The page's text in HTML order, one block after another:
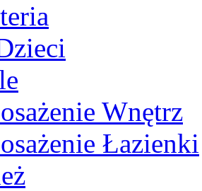
Wnętrz
Łazienki